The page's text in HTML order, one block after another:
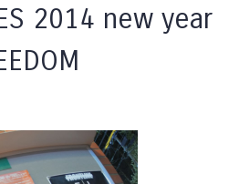
2014 new year